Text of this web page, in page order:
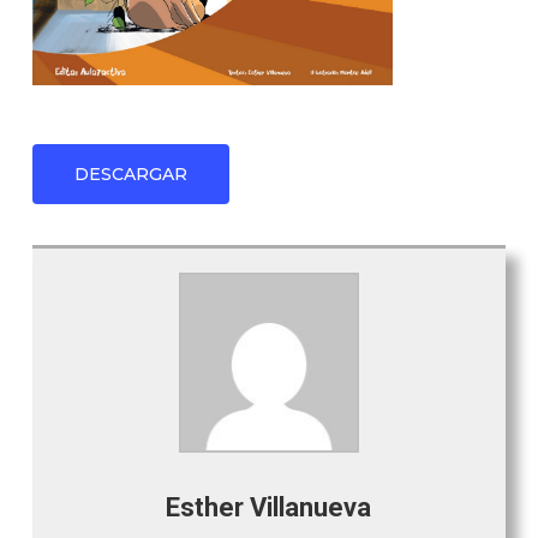
DESCARGAR
Esther Villanueva